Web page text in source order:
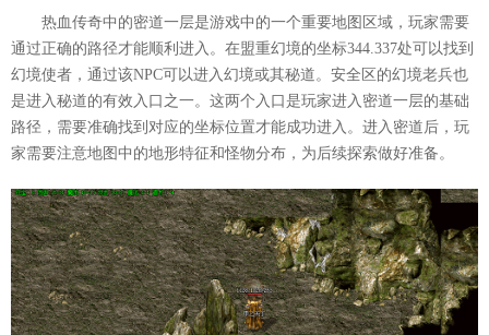
热血传奇中的密道一层是游戏中的一个重要地图区域，玩家需要
通过正确的路径才能顺利进入。在盟重幻境的坐标344.337处可以找到
幻境使者，通过该NPC可以进入幻境或其秘道。安全区的幻境老兵也
是进入秘道的有效入口之一。这两个入口是玩家进入密道一层的基础
路径，需要准确找到对应的坐标位置才能成功进入。进入密道后，玩
家需要注意地图中的地形特征和怪物分布，为后续探索做好准备。